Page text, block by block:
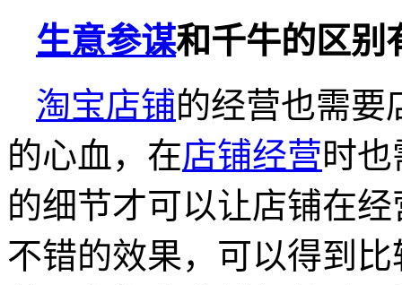
生意参谋和千牛的区别
淘宝店铺的经营也需要
的心血，在店铺经营时
的细节才可以让店铺在
不错的效果，可以得到